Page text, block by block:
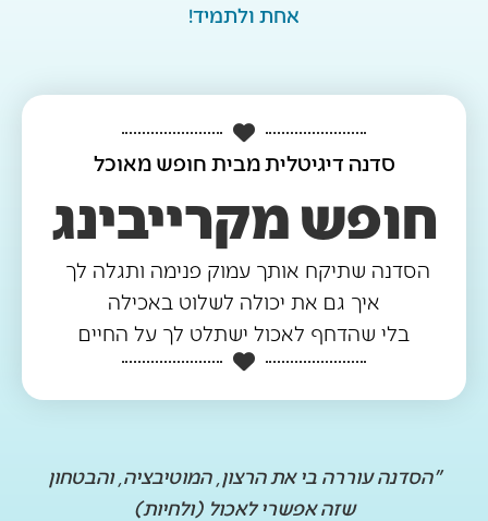
אחת ולתמיד!
סדנה דיגיטלית מבית חופש מאוכל
חופש מקרייבינג
הסדנה שתיקח אותך עמוק פנימה ותגלה לך
איך גם את יכולה לשלוט באכילה
בלי שהדחף לאכול ישתלט לך על החיים
"הסדנה עוררה בי את הרצון, המוטיבציה, והבטחון
שזה אפשרי לאכול (ולחיות)